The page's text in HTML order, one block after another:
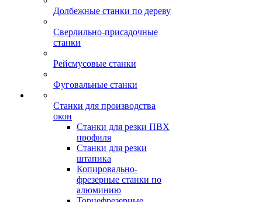
Долбежные станки по дереву
Сверлильно-присадочные
станки
Рейсмусовые станки
Фуговальные станки
Станки для производства
окон
Станки для резки ПВХ
профиля
Станки для резки
штапика
Копировально-
фрезерные станки по
алюминию